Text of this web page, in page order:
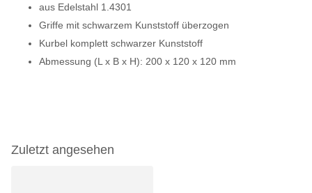
aus Edelstahl 1.4301
Griffe mit schwarzem Kunststoff überzogen
Kurbel komplett schwarzer Kunststoff
Abmessung (L x B x H): 200 x 120 x 120 mm
Zuletzt angesehen